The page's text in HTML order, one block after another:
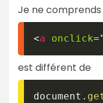
Je ne
<a onclick="
est différent de
document .